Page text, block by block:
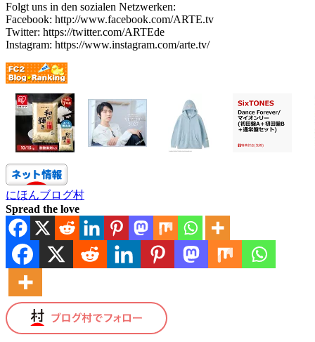
Folgt uns in den sozialen Netzwerken:
Facebook: http://www.facebook.com/ARTE.tv
Twitter: https://twitter.com/ARTEde
Instagram: https://www.instagram.com/arte.tv/
にほんブログ村
Spread the love